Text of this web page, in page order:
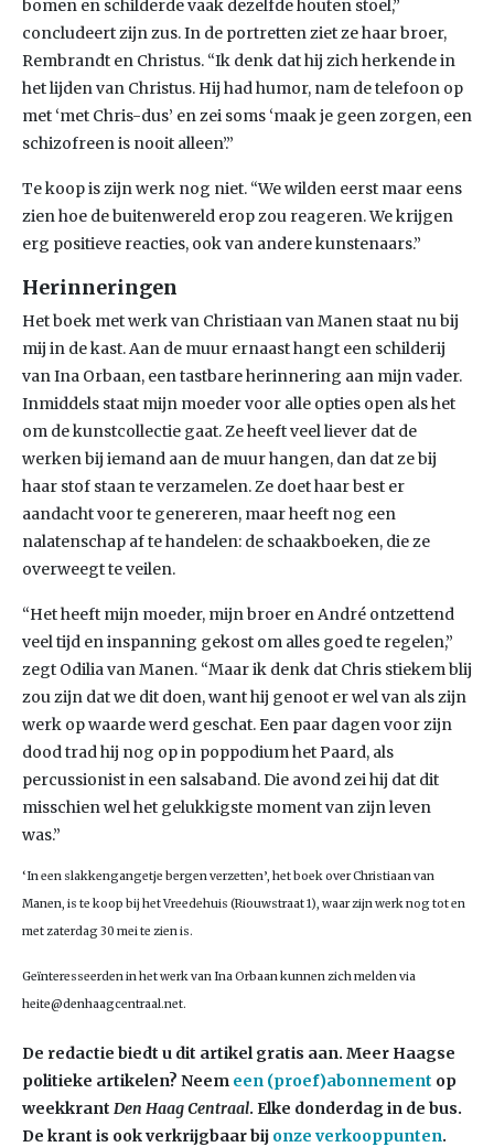
bomen en schilderde vaak dezelfde houten stoel,”
concludeert zijn zus. In de portretten ziet ze haar broer,
Rembrandt en Christus. “Ik denk dat hij zich herkende in
het lijden van Christus. Hij had humor, nam de telefoon op
met ‘met Chris-dus’ en zei soms ‘maak je geen zorgen, een
schizofreen is nooit alleen’.”
Te koop is zijn werk nog niet. “We wilden eerst maar eens
zien hoe de buitenwereld erop zou reageren. We krijgen
erg positieve reacties, ook van andere kunstenaars.”
Herinneringen
Het boek met werk van Christiaan van Manen staat nu bij
mij in de kast. Aan de muur ernaast hangt een schilderij
van Ina Orbaan, een tastbare herinnering aan mijn vader.
Inmiddels staat mijn moeder voor alle opties open als het
om de kunstcollectie gaat. Ze heeft veel liever dat de
werken bij iemand aan de muur hangen, dan dat ze bij
haar stof staan te verzamelen. Ze doet haar best er
aandacht voor te genereren, maar heeft nog een
nalatenschap af te handelen: de schaakboeken, die ze
overweegt te veilen.
“Het heeft mijn moeder, mijn broer en André ontzettend
veel tijd en inspanning gekost om alles goed te regelen,”
zegt Odilia van Manen. “Maar ik denk dat Chris stiekem blij
zou zijn dat we dit doen, want hij genoot er wel van als zijn
werk op waarde werd geschat. Een paar dagen voor zijn
dood trad hij nog op in poppodium het Paard, als
percussionist in een salsaband. Die avond zei hij dat dit
misschien wel het gelukkigste moment van zijn leven
was.”
‘In een slakkengangetje bergen verzetten’, het boek over Christiaan van
Manen, is te koop bij het Vreedehuis (Riouwstraat 1), waar zijn werk nog tot en
met zaterdag 30 mei te zien is.
Geïnteresseerden in het werk van Ina Orbaan kunnen zich melden via
heite@denhaagcentraal.net.
De redactie biedt u dit artikel gratis aan. Meer Haagse
politieke artikelen? Neem een (proef)abonnement op
weekkrant Den Haag Centraal. Elke donderdag in de bus.
De krant is ook verkrijgbaar bij onze verkooppunten.